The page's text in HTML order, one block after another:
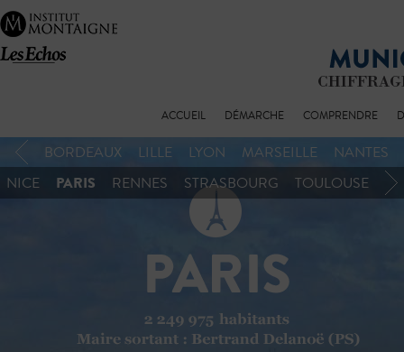
ACCUEIL DÉMARCHE COMPRENDRE
BORDEAUX LILLE LYON MARSEILLE
NANTES
NICE
PARIS RENNES STRASBOURG TOULOUSE